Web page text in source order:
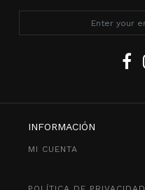
INFORMACIÓN
MI CUENTA